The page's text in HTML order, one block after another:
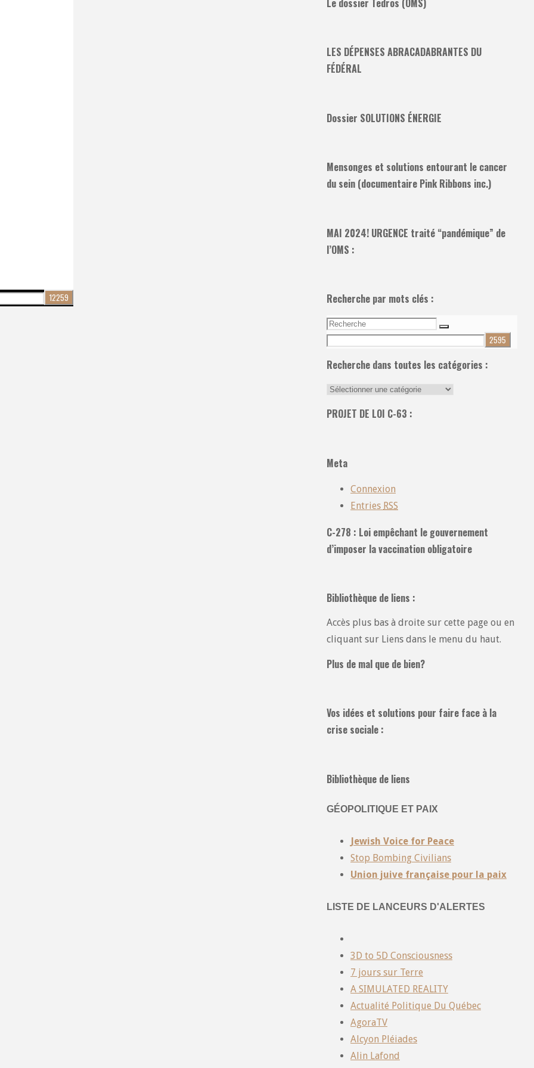
LES DÉPENSES ABRACADABRANTES DU
FÉDÉRAL
Dossier SOLUTIONS ÉNERGIE
Mensonges et solutions entourant le cancer
du sein (documentaire Pink Ribbons inc.)
MAI 2024! URGENCE traité “pandémique” de
l’OMS :
Recherche par mots clés :
Recherche
pour:
Recherche
Recherche dans toutes les catégories :
Recherche
toutes
PROJET DE LOI C-63 :
Meta
Connexion
Entries RSS
C-278 : Loi empêchant le gouvernement
d’imposer la vaccination obligatoire
Bibliothèque de liens :
Accès plus bas à droite sur cette page ou en
cliquant sur Liens dans le menu du haut.
Plus de mal que de bien?
Vos idées et solutions pour faire face à la
crise sociale :
Bibliothèque de liens
GÉOPOLITIQUE ET PAIX
Jewish Voice for Peace
Stop Bombing Civilians
Union juive française pour la paix
LISTE DE LANCEURS D'ALERTES
3D to 5D Consciousness
7 jours sur Terre
A SIMULATED REALITY
Actualité Politique Du Québec
AgoraTV
Alcyon Pléiades
Alin Lafond